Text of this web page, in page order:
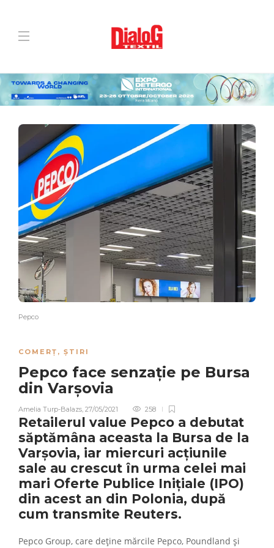
Pepco
COMERȚ , ȘTIRI
Pepco face senzație pe Bursa
din Varșovia
Amelia Turp-Balazs, 27/05/2021 258
Retailerul value Pepco a debutat
săptămâna aceasta la Bursa de la
Varșovia, iar miercuri acțiunile
sale au crescut în urma celei mai
mari Oferte Publice Iniţiale (IPO)
din acest an din Polonia, după
cum transmite Reuters.
Pepco Group, care deţine mărcile Pepco, Poundland şi